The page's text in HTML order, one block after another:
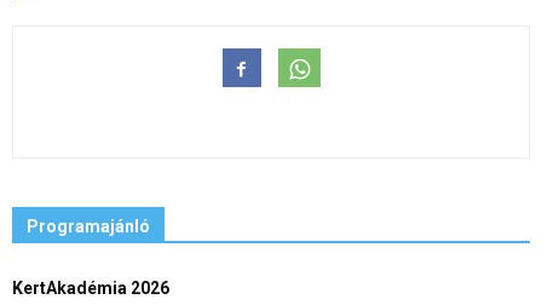
Programajánló
KertAkadémia 2026